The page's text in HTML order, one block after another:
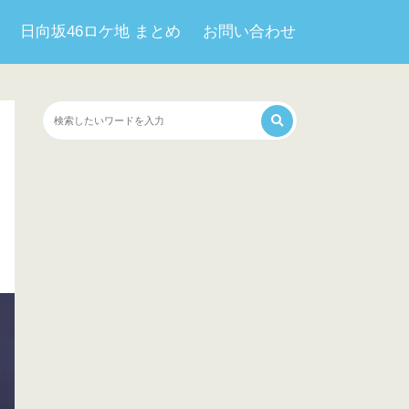
日向坂46ロケ地 まとめ お問い合わせ